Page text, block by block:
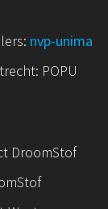
nvp-unima
POPU
DroomStof